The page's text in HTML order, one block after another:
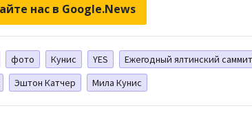
нас в Google.News
фото Кунис YES
Ежегодный ялтинский саммит
Эштон Катчер Мила Кунис